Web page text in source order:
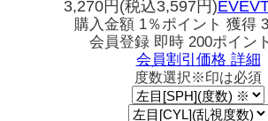
3,270円(税込3,597円)
購入金額 1％ポイント 獲得
会員登録 即時 200ポイント
会員割引価格 詳細
度数選択※印は必須